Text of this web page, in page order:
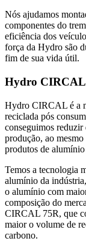
Nós ajudamos
componentes do
eficiência dos
força da Hydro são
fim de sua vida útil.
Hydro CIRCAL
Hydro CIRCAL é a
reciclada pós
conseguimos reduzir
produção, ao
produtos de
Temos a tecnologia
alumínio da
o alumínio com
composição do
CIRCAL 75R, que
maior o volume de
carbono.